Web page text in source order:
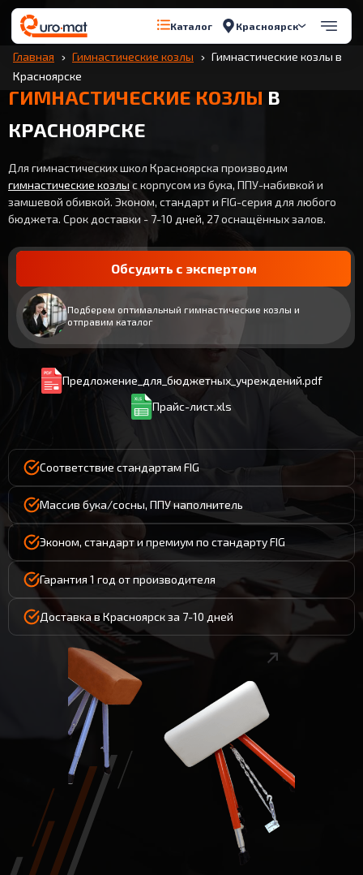
Каталог Красноярск
Главная Гимнастические козлы
Гимнастические козлы в
Красноярске
ГИМНАСТИЧЕСКИЕ КОЗЛЫ В
КРАСНОЯРСКЕ
Для гимнастических школ Красноярска производим
гимнастические козлы с корпусом из бука, ППУ-набивкой и
замшевой обивкой. Эконом, стандарт и FIG-серия для любого
бюджета. Срок доставки - 7-10 дней, 27 оснащённых залов.
Обсудить с экспертом
Подберем оптимальный гимнастические козлы и
отправим каталог
Предложение_для_бюджетных_учреждений.pdf
Прайс-лист.xls
Соответствие стандартам FIG
Массив бука/сосны, ППУ наполнитель
Эконом, стандарт и премиум по стандарту FIG
Гарантия 1 год от производителя
Доставка в Красноярск за 7-10 дней